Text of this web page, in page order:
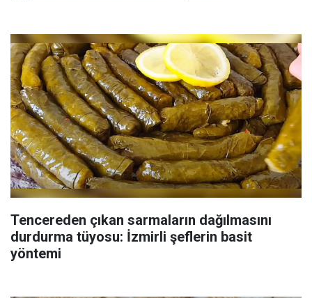
Tencereden çıkan sarmaların dağılmasını
durdurma tüyosu: İzmirli şeflerin basit
yöntemi